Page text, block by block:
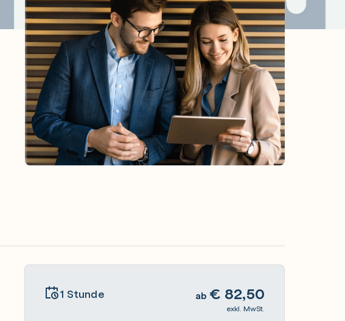
1 Stunde ab € 82,50
exkl. MwSt.